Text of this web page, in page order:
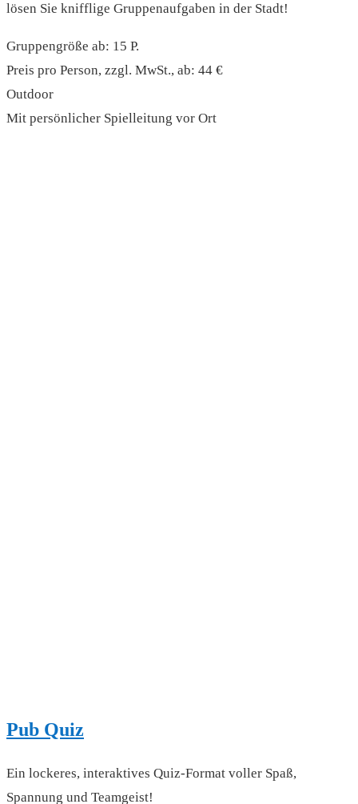
lösen Sie knifflige Gruppenaufgaben in der Stadt!
Gruppengröße ab: 15 P.
Preis pro Person, zzgl. MwSt., ab: 44 €
Outdoor
Mit persönlicher Spielleitung vor Ort
Pub Quiz
Ein lockeres, interaktives Quiz-Format voller Spaß,
Spannung und Teamgeist!